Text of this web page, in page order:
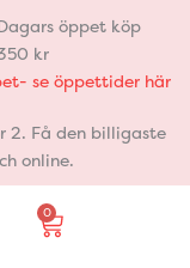
öppet köp
kr
se öppettider här
2. Få den billigaste
online.
0
Varukorg